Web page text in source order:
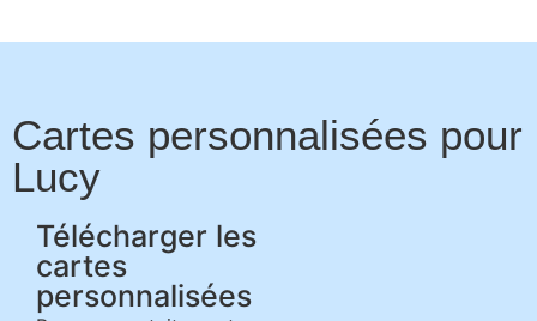
Cartes personnalisées pour
Lucy
Télécharger les
cartes
personnalisées